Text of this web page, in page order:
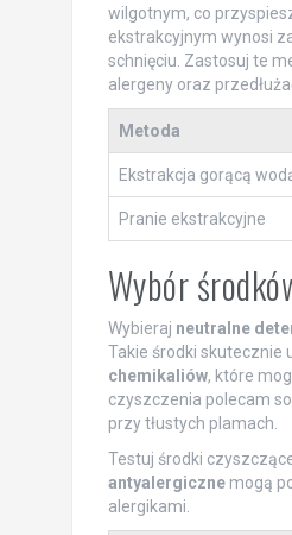
wilgotnym, co
ekstrakcyjnym wynosi
schnięciu. Zastosuj te
alergeny oraz
Metoda
Ekstrakcja gorącą
Pranie ekstrakcyjne
Wybór
Wybieraj neutralne
Takie środki skutecznie
chemikaliów, które
czyszczenia polecam
przy tłustych plamach.
Testuj środki
antyalergicznemogą
alergikami.